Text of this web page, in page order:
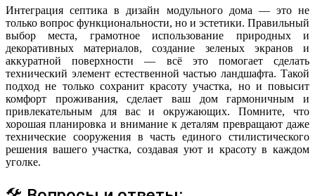
Интеграция септика в дизайн модульного дома — это не
только вопрос функциональности, но и эстетики. Правильный
выбор места, грамотное использование природных и
декоративных материалов, создание зеленых экранов и
аккуратной поверхности — всё это помогает сделать
технический элемент естественной частью ландшафта. Такой
подход не только сохранит красоту участка, но и повысит
комфорт проживания, сделает ваш дом гармоничным и
привлекательным для вас и окружающих. Помните, что
хорошая планировка и внимание к деталям превращают даже
технические сооружения в часть единого стилистического
решения вашего участка, создавая уют и красоту в каждом
уголке.